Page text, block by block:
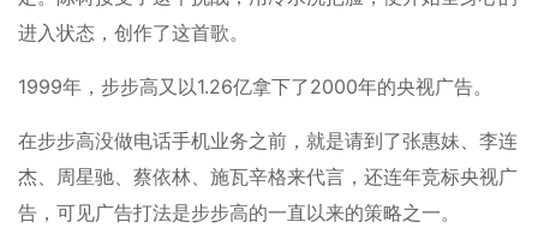
进入状态，创作了这首歌。
1999年，步步高又以1.26亿拿下了2000年的央视广告。
在步步高没做电话手机业务之前，就是请到了张惠妹、李连
杰、周星驰、蔡依林、施瓦辛格来代言，还连年竞标央视广
告，可见广告打法是步步高的一直以来的策略之一。